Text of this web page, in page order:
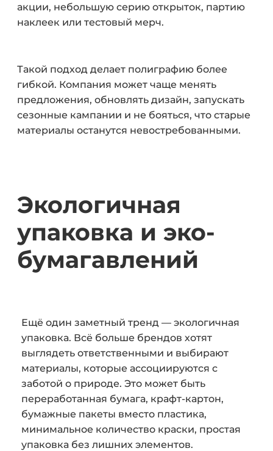
акции, небольшую серию открыток, партию
наклеек или тестовый мерч.
Такой подход делает полиграфию более
гибкой. Компания может чаще менять
предложения, обновлять дизайн, запускать
сезонные кампании и не бояться, что старые
материалы останутся невостребованными.
Экологичная
упаковка и эко-
бумагавлений
Ещё один заметный тренд — экологичная
упаковка. Всё больше брендов хотят
выглядеть ответственными и выбирают
материалы, которые ассоциируются с
заботой о природе. Это может быть
переработанная бумага, крафт-картон,
бумажные пакеты вместо пластика,
минимальное количество краски, простая
упаковка без лишних элементов.